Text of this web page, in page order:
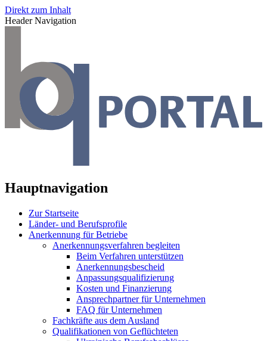
Direkt zum Inhalt
Header Navigation
Hauptnavigation
Zur Startseite
Länder- und Berufsprofile
Anerkennung für Betriebe
Anerkennungsverfahren begleiten
Beim Verfahren unterstützen
Anerkennungsbescheid
Anpassungsqualifizierung
Kosten und Finanzierung
Ansprechpartner für Unternehmen
FAQ für Unternehmen
Fachkräfte aus dem Ausland
Qualifikationen von Geflüchteten